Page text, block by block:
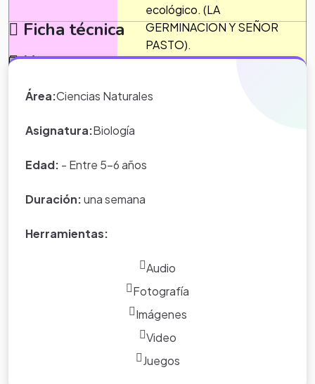
ecológico. (LA
GERMINACION Y SEÑOR
PASTO).
Notas
*Nota:toda la información que
y WebQuest del portal educativo
del portal.
Ficha técnica
Área:Ciencias Naturales
Asignatura:Biología
Edad: - Entre 5-6 años
Duración:una semana
Herramientas:
Audio
Fotografía
Imágenes
Video
Juegos